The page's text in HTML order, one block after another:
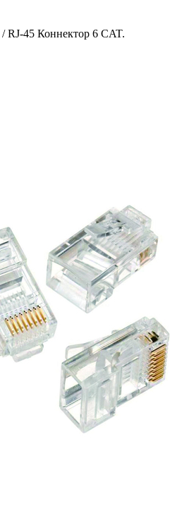
/RJ-45 Коннектор 6 CAT.